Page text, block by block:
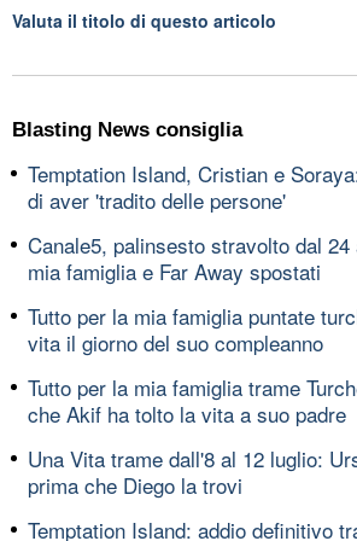
Valuta il titolo di questo articolo
Blasting News consiglia
Temptation Island, Cristian e
di aver 'tradito delle persone'
Canale5, palinsesto stravolto dal
mia famiglia e Far Away spostati
Tutto per la mia famiglia puntate
vita il giorno del suo compleanno
Tutto per la mia famiglia trame
che Akif ha tolto la vita a suo padre
Una Vita trame dall'8 al 12 luglio:
prima che Diego la trovi
Temptation Island: addio definitivo